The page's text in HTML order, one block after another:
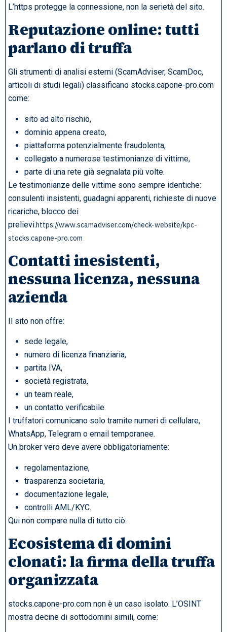
L’https protegge la connessione, non la serietà del sito.
Reputazione online: tutti
parlano di truffa
Gli strumenti di analisi esterni (ScamAdviser, ScamDoc,
articoli di studi legali) classificano stocks.capone-pro.com
come:
sito ad alto rischio,
dominio appena creato,
piattaforma potenzialmente fraudolenta,
collegato a numerose testimonianze di vittime,
parte di una rete già segnalata più volte.
Le testimonianze delle vittime sono sempre identiche:
consulenti insistenti, guadagni apparenti, richieste di nuove
ricariche, blocco dei
prelievi.https://www.scamadviser.com/check-website/kpc-
stocks.capone-pro.com
Contatti inesistenti,
nessuna licenza, nessuna
azienda
Il sito non offre:
sede legale,
numero di licenza finanziaria,
partita IVA,
società registrata,
un team reale,
un contatto verificabile.
I truffatori comunicano solo tramite numeri di cellulare,
WhatsApp, Telegram o email temporanee.
Un broker vero deve avere obbligatoriamente:
regolamentazione,
trasparenza societaria,
documentazione legale,
controlli AML/KYC.
Qui non compare nulla di tutto ciò.
Ecosistema di domini
clonati: la firma della truffa
organizzata
stocks.capone-pro.com non è un caso isolato. L’OSINT
mostra decine di sottodomini simili, come: